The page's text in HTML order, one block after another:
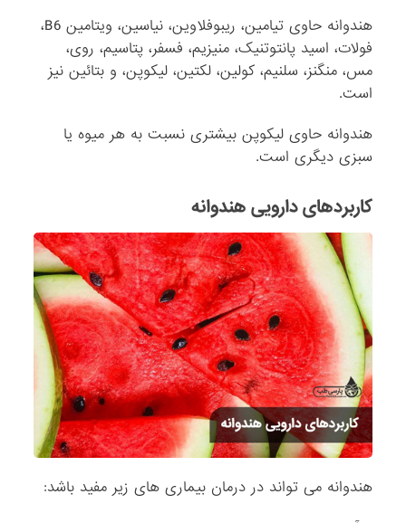
هندوانه حاوی تیامین، ریبوفلاوین، نیاسین، ویتامین B6،
فولات، اسید پانتوتنیک، منیزیم، فسفر، پتاسیم، روی،
مس، منگنز، سلنیم، کولین، لکتین، لیکوپن، و بتائین نیز
است.
هندوانه حاوی لیکوپن بیشتری نسبت به هر میوه یا
سبزی دیگری است.
کاربردهای دارویی هندوانه
هندوانه می تواند در درمان بیماری های زیر مفید باشد: